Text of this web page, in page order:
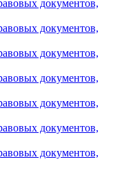
документов,
документов,
документов,
документов,
документов,
документов,
документов,